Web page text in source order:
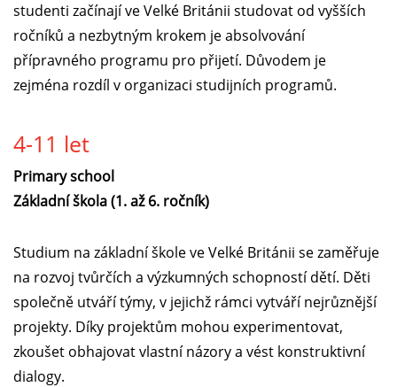
studenti začínají ve Velké Británii studovat od vyšších
ročníků a nezbytným krokem je absolvování
přípravného programu pro přijetí. Důvodem je
zejména rozdíl v organizaci studijních programů.
4-11 let
Primary school
Základní škola (1. až 6. ročník)
Studium na základní škole ve Velké Británii se zaměřuje
na rozvoj tvůrčích a výzkumných schopností dětí. Děti
společně utváří týmy, v jejichž rámci vytváří nejrůznější
projekty. Díky projektům mohou experimentovat,
zkoušet obhajovat vlastní názory a vést konstruktivní
dialogy.